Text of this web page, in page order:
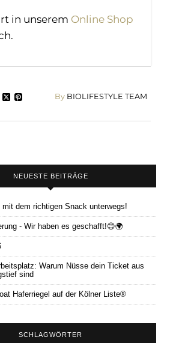
in unserem Online Shop
ByBIOLIFESTYLE TEAM
NEUESTE BEITRÄGE
mit dem richtigen Snack unterwegs!
- Wir haben es geschafft!😊🌍
Warum Nüsse dein Ticket aus
sind
Haferriegel auf der Kölner Liste®
SCHLAGWÖRTER